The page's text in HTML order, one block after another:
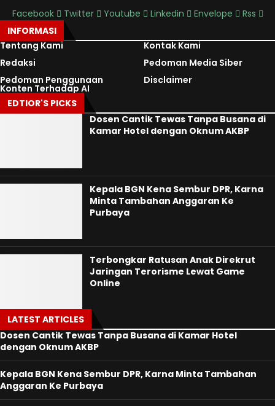
Facebook Twitter Youtube Linkedin Envelope
Rss
INFORMASI
Tentang Kami
Kontak Kami
Redaksi
Pedoman Media Siber
Pedoman Penggunaan
Konten Terhadap AI
Disclaimer
EDTIOR'S PICKS
Dosen Cantik Tewas Tanpa Busana di
Kamar Hotel dengan Oknum AKBP
Kepala BGN Kena Sembur DPR, Karna
Minta Tambahan Anggaran Ke
Purbaya
Terbongkar Ratusan Anak Direkrut
Jaringan Terorisme Lewat Game
Online
LATEST ARTICLES
Dosen Cantik Tewas Tanpa Busana di Kamar Hotel
dengan Oknum AKBP
Kepala BGN Kena Sembur DPR, Karna Minta Tambahan
Anggaran Ke Purbaya